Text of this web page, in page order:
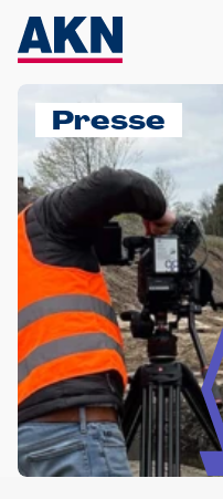
Presse